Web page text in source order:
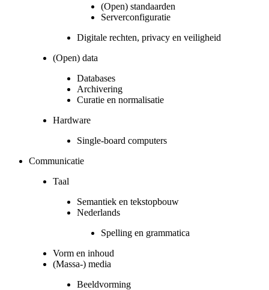
(Open) standaarden
Serverconfiguratie
Digitale rechten, privacy en veiligheid
(Open) data
Databases
Archivering
Curatie en normalisatie
Hardware
Single-board computers
Communicatie
Taal
Semantiek en tekstopbouw
Nederlands
Spelling en grammatica
Vorm en inhoud
(Massa-) media
Beeldvorming